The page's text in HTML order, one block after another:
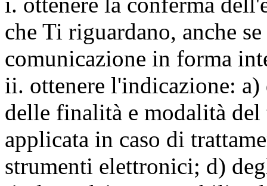
che Ti riguardano, anche
comunicazione in forma
ii. ottenere l'indicazione:
delle finalità e modalità
applicata in caso di
strumenti elettronici; d)